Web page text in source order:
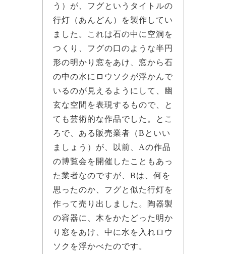
う）が、フグというタイトルの
行灯（あんどん）を製作してい
ました。これは石の中に空洞を
つくり、フグの口のような半円
形の明かり窓をあけ、窓から石
の中の水にロウソクが浮かんで
いるのが見えるようにして、幽
玄な空間を表現するもので、と
ても芸術的な作品でした。とこ
ろで、ある販売業者（Bといい
ましょう）が、以前、Aの作品
の博覧会を開催したこともあっ
た業者なのですが、Bは、何を
思ったのか、フグと似た行灯を
作って売り出しました。陶器製
の容器に、木をかたどった明か
り窓をあけ、中に水を入れロウ
ソクを浮かべたのです。